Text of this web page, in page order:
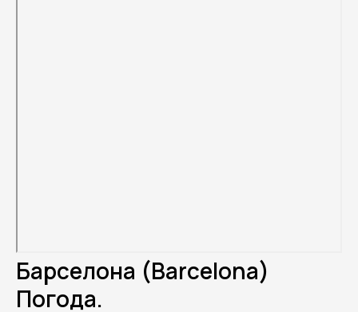
Барселона (Barcelona)
Погода.